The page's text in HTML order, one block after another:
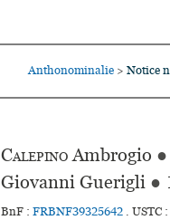
Anthonominalie > Notice
CalepinoAmbrogio ●
Giovanni Guerigli ●
BnF : FRBNF39325642 . USTC :